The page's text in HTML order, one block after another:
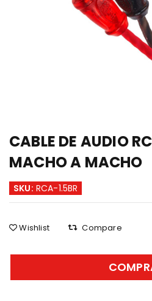
CABLE DE AUDIO
MACHO A MACHO
SKU: RCA-1.5BR
Wishlist Compare